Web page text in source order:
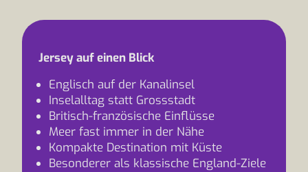
Jersey auf einen Blick
Englisch auf der Kanalinsel
Inselalltag statt Grossstadt
Britisch-französische Einflüsse
Meer fast immer in der Nähe
Kompakte Destination mit Küste
Besonderer als klassische England-Ziele